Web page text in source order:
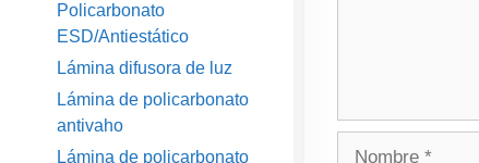
Policarbonato
ESD/Antiestático
Lámina difusora de luz
Lámina de policarbonato
antivaho
Lámina de policarbonato